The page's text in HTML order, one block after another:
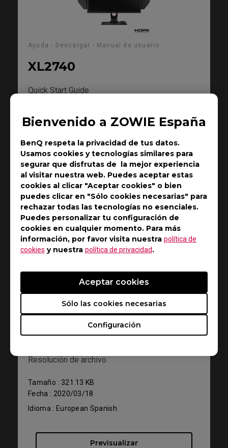
Bienvenido a ZOWIE España
BenQ respeta la privacidad de tus datos.
Usamos cookies y tecnologías similares para
segurar que disfrutas de la mejor experiencia
al visitar nuestra web. Puedes aceptar estas
cookies al clicar "Aceptar cookies" o bien
puedes clicar en "Sólo cookies necesarias" para
rechazar todas las tecnologías no esenciales.
Puedes personalizar tu configuración de
cookies en cualquier momento. Para más
información, por favor visita nuestra política de
cookies y nuestra política de privacidad.
Configuración
Sólo las cookies necesarias
Aceptar cookies
Ayuda - Descargar - Manual de usuario
XL2740
Quick Start Guide
Fecha : 2020/03/18
Idioma : General
Previsualizar
Ayuda - Descargar - Manual de usuario
XL2740
Resolución de archivo
Tamaño : 321.13 KB
Fecha : 2020/03/18
Idioma : European Spanish
Previsualizar